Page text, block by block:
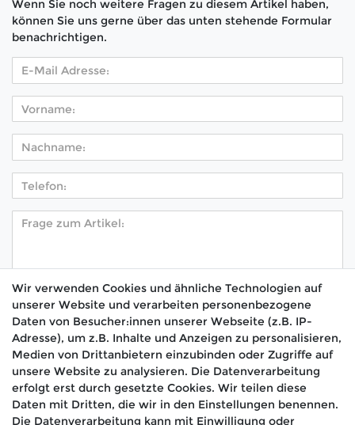
Wenn Sie noch weitere Fragen zu diesem Artikel haben,
können Sie uns gerne über das unten stehende Formular
benachrichtigen.
Hiermit bestätige ich, dass ich dieDaten­schutz­
erklärung gelesen habe. *
Absenden
Wir verwenden Cookies und ähnliche Technologien auf
unserer Website und verarbeiten personenbezogene
Daten von Besucher:innen unserer Webseite (z.B. IP-
Adresse), um z.B. Inhalte und Anzeigen zu personalisieren,
Medien von Drittanbietern einzubinden oder Zugriffe auf
unsere Website zu analysieren. Die Datenverarbeitung
erfolgt erst durch gesetzte Cookies. Wir teilen diese
Daten mit Dritten, die wir in den Einstellungen benennen.
Die Datenverarbeitung kann mit Einwilligung oder